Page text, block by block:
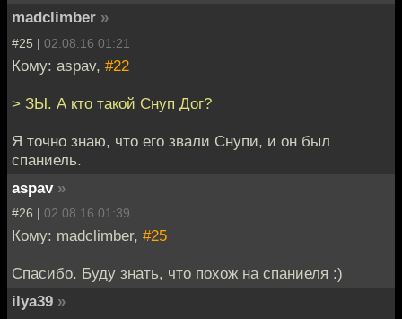
madclimber »
#25 | 02.08.16 01:21
Кому: aspav, #22
> ЗЫ. А кто такой Снуп Дог?
Я точно знаю, что его звали Снупи, и он был
спаниель.
aspav »
#26 | 02.08.16 01:39
Кому: madclimber, #25
Спасибо. Буду знать, что похож на спаниеля :)
ilya39 »